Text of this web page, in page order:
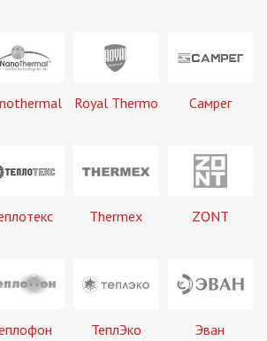
Royal Thermo Самрег
Thermex ZONT
ТеплЭко Эван